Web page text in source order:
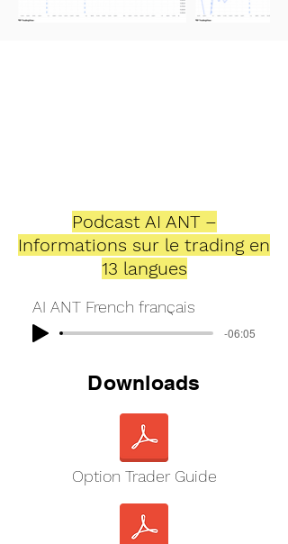
Podcast AI ANT –
Informations sur le trading en
13 langues
AI ANT French français
-06:05
Downloads
Option Trader Guide